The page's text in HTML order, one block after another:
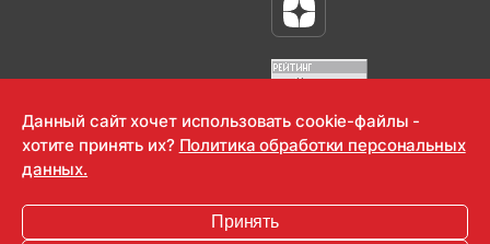
Яндекс Дзен
OOO "Радио-Любовь" 2000-2026
Данный сайт хочет использовать cookie-файлы -
хотите принять их? Политика обработки персональных
данных.
Принять